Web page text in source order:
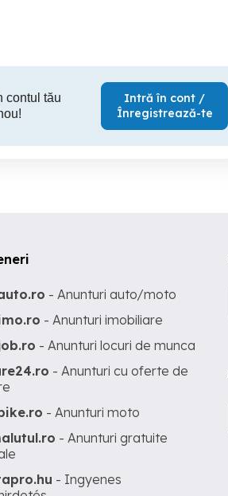
contul tău
Intră în cont /
Înregistrează-te
- Anunturi auto/moto
- Anunturi imobiliare
- Anunturi locuri de munca
- Anunturi cu oferte de
- Anunturi moto
- Anunturi gratuite
- Ingyenes